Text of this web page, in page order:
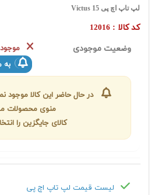
لپ تاپ اچ پی Victus 15
کد کالا : 12016
وضعیت موجودی
به
در حال حاضر این کالا موجود
منوی محصولات
کالای جایگزین را
لیست قیمت لپ تاپ اچ پی